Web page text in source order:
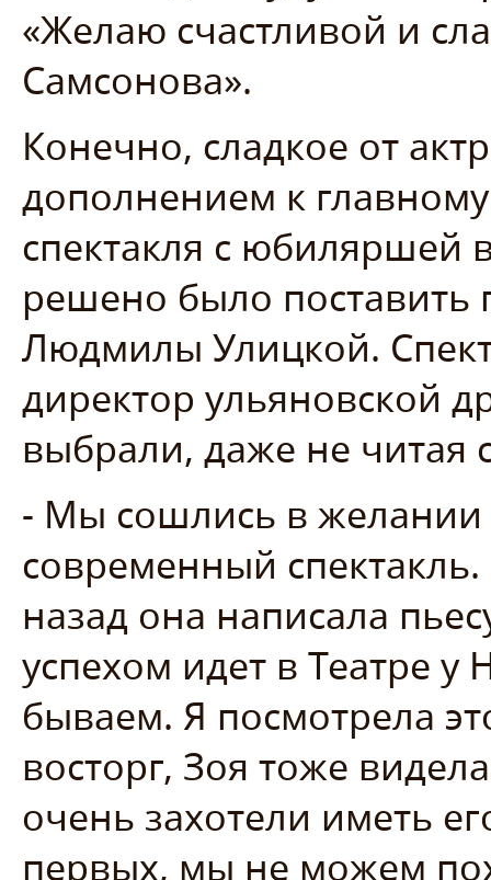
«Желаю счастливой и
Самсонова».
Конечно, сладкое от
дополнением к
спектакля с юбиляршей
решено было поставить
Людмилы Улицкой.
директор ульяновской
выбрали, даже не читая
- Мы сошлись в желании
современный
назад она написала
успехом идет в Театре у
бываем. Я посмотрела
восторг, Зоя тоже
очень захотели иметь
первых, мы не можем